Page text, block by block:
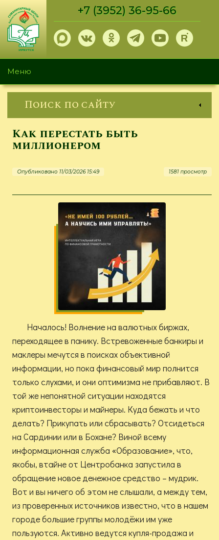
Перейти
основному
содержанию
+7 (3952) 36-95-66
Меню
Поиск по сайту
Как перестать быть
миллионером
Опубликовано 11/03/2026 15:49 1581 просмотр
Началось! Волнение на валютных биржах,
переходящее в панику. Встревоженные банкиры и
маклеры мечутся в поисках объективной
информации, но пока финансовый мир полнится
только слухами, и они оптимизма не прибавляют. В
той же непонятной ситуации находятся
криптоинвесторы и майнеры. Куда бежать и что
делать? Прикупать или сбрасывать? Отсидеться
на Сардинии или в Бохане? Виной всему
информационная служба «Образование», что,
якобы, втайне от Центробанка запустила в
обращение новое денежное средство – мудрик.
Вот и вы ничего об этом не слышали, а между тем,
из проверенных источников известно, что в нашем
городе большие группы молодёжи им уже
пользуются. Активно ведутся купля-продажа и